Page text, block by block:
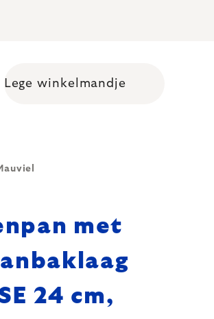
Shopping cart
Lege winkelmandje
met
24 cm,